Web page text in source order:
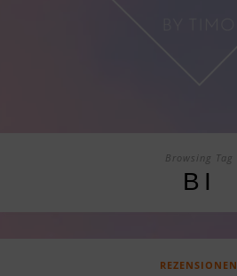
Browsing Tag
BI
REZENSIONEN